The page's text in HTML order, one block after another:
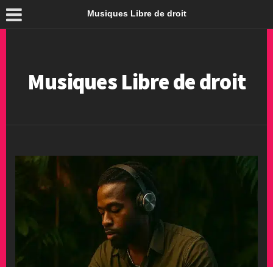
Musiques Libre de droit
Musiques Libre de droit